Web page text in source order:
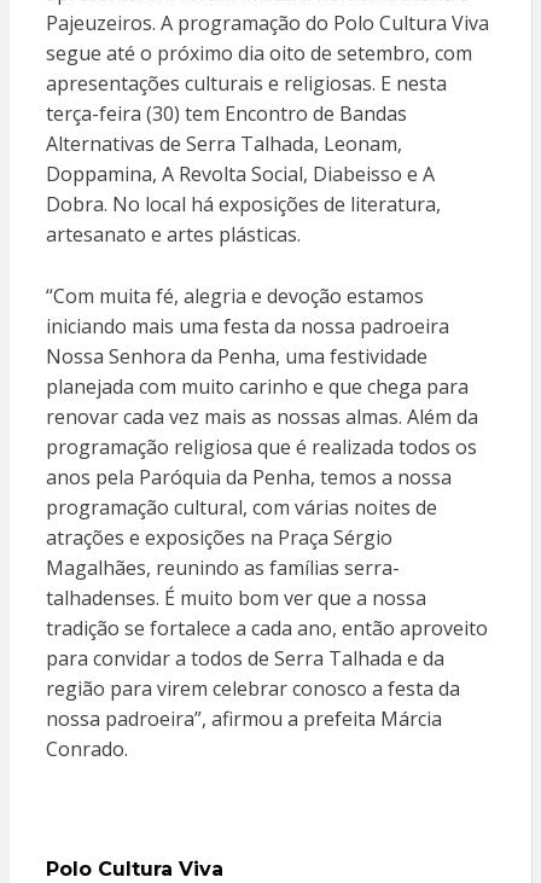
Pajeuzeiros. A programação do Polo Cultura Viva
segue até o próximo dia oito de setembro, com
apresentações culturais e religiosas. E nesta
terça-feira (30) tem Encontro de Bandas
Alternativas de Serra Talhada, Leonam,
Doppamina, A Revolta Social, Diabeisso e A
Dobra. No local há exposições de literatura,
artesanato e artes plásticas.
“Com muita fé, alegria e devoção estamos
iniciando mais uma festa da nossa padroeira
Nossa Senhora da Penha, uma festividade
planejada com muito carinho e que chega para
renovar cada vez mais as nossas almas. Além da
programação religiosa que é realizada todos os
anos pela Paróquia da Penha, temos a nossa
programação cultural, com várias noites de
atrações e exposições na Praça Sérgio
Magalhães, reunindo as famílias serra-
talhadenses. É muito bom ver que a nossa
tradição se fortalece a cada ano, então aproveito
para convidar a todos de Serra Talhada e da
região para virem celebrar conosco a festa da
nossa padroeira”, afirmou a prefeita Márcia
Conrado.
Polo Cultura Viva